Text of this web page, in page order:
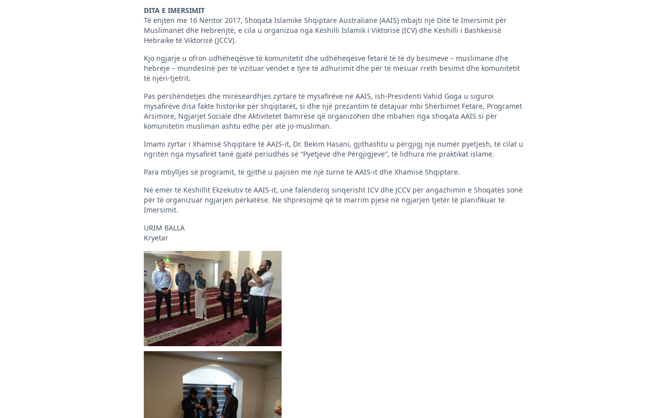
DITA E IMERSIMIT
Të enjten me 16 Nëntor 2017, Shoqata Islamike Shqiptare Australiane (AAIS) mbajti një Ditë të Imersimit për
Muslimanët dhe Hebrenjtë, e cila u organizua nga Këshilli Islamik i Viktorisë (ICV) dhe Këshilli i Bashkësisë
Hebraike të Viktorisë (JCCV).
Kjo ngjarje u ofron udhëheqësve të komunitetit dhe udhëheqësve fetarë të të dy besimeve – muslimane dhe
hebreje – mundësinë për të vizituar vendet e tyre të adhurimit dhe për të mësuar rreth besimit dhe komunitetit
të njëri-tjetrit.
Pas përshëndetjes dhe mirëseardhjes zyrtare të mysafirëve në AAIS, ish-Presidenti Vahid Goga u siguroi
mysafirëve disa fakte historike për shqiptarët, si dhe një prezantim të detajuar mbi Shërbimet Fetare, Programet
Arsimore, Ngjarjet Sociale dhe Aktivitetet Bamirëse që organizohen dhe mbahen nga shoqata AAIS si për
komunitetin musliman ashtu edhe për atë jo-musliman.
Imami zyrtar i Xhamisë Shqiptare të AAIS-it, Dr. Bekim Hasani, gjithashtu u përgjigj një numër pyetjesh, të cilat u
ngritën nga mysafirët tanë gjatë periudhës së “Pyetjeve dhe Përgjigjeve”, të lidhura me praktikat islame.
Para mbylljes së programit, të gjithë u pajisën me një turne të AAIS-it dhe Xhamisë Shqiptare.
Në emër të Këshillit Ekzekutiv të AAIS-it, unë falënderoj sinqerisht ICV dhe JCCV për angazhimin e Shoqatës sonë
për të organizuar ngjarjen përkatëse. Ne shpresojmë që të marrim pjesë në ngjarjen tjetër të planifikuar të
Imersimit.
URIM BALLA
Kryetar